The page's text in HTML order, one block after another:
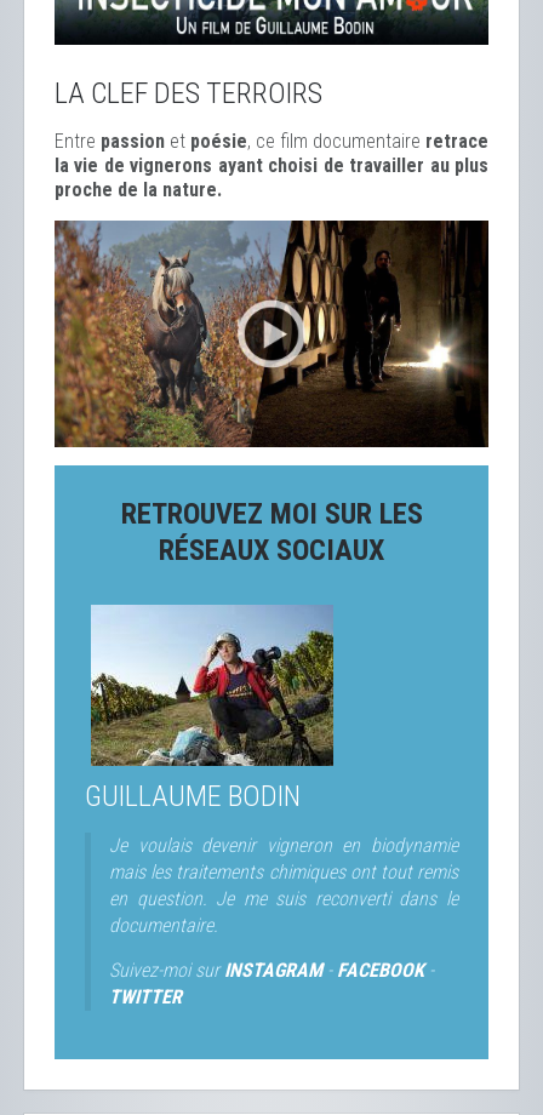
LA CLEF DES TERROIRS
Entre passion et poésie, ce film documentaire retrace
la vie de vignerons ayant choisi de travailler au plus
proche de la nature.
RETROUVEZ MOI SUR LES
RÉSEAUX SOCIAUX
GUILLAUME BODIN
Je voulais devenir vigneron en biodynamie
mais les traitements chimiques ont tout remis
en question. Je me suis reconverti dans le
documentaire.
Suivez-moi surINSTAGRAM- FACEBOOK-
TWITTER